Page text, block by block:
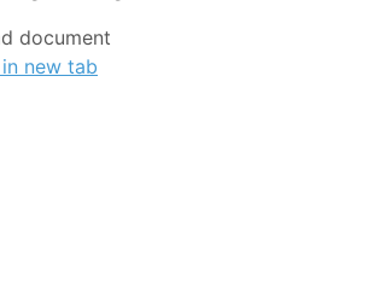
document
new tab